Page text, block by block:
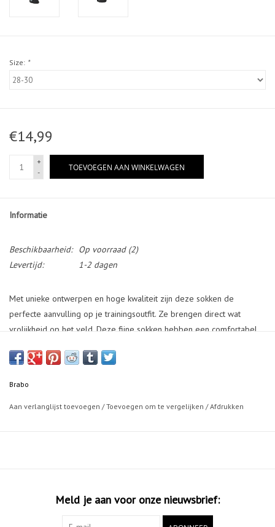
Size: *
€14,99
+
-
TOEVOEGEN AAN WINKELWAGEN
Informatie
Beschikbaarheid: Op voorraad(2)
Levertijd:
1-2 dagen
Met unieke ontwerpen en hoge kwaliteit zijn deze sokken de
perfecte aanvulling op je trainingsoutfit. Ze brengen direct wat
vrolijkheid op het veld. Deze fijne sokken hebben een comfortabel
Hiernaast bieden ze ook ondersteuning aan je voeten.
Brabo
Aan verlanglijst toevoegen /Toevoegen om te vergelijken /Afdrukken
Meld je aan voor onze nieuwsbrief: